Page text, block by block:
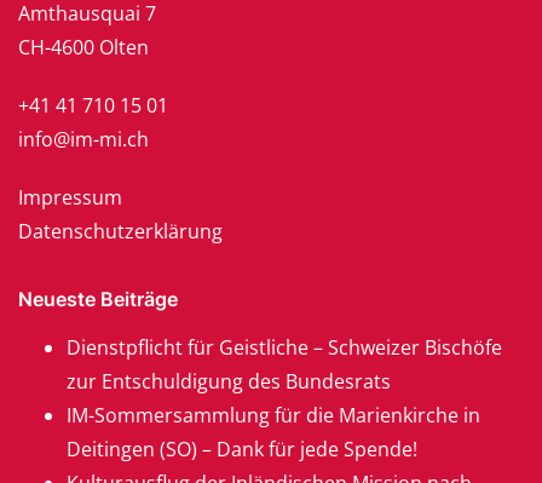
Amthausquai 7
CH-4600 Olten
+41 41 710 15 01
info@im-mi.ch
Impressum
Datenschutzerklärung
Neueste Beiträge
Dienstpflicht für Geistliche – Schweizer Bischöfe
zur Entschuldigung des Bundesrats
IM-Sommersammlung für die Marienkirche in
Deitingen (SO) – Dank für jede Spende!